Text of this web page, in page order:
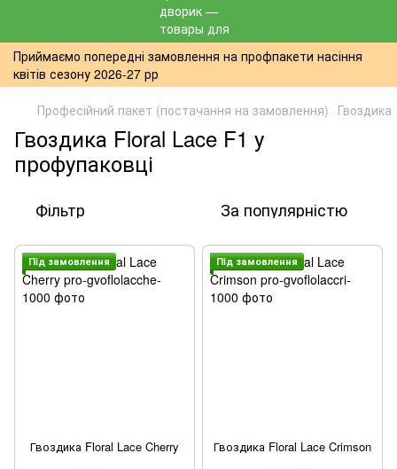
Приймаємо попередні замовлення на профпакети насіння
квітів сезону 2026-27 рр
Професійний пакет (постачання на замовлення) Гвоздика
Гвоздика Floral Lace F1 у
профупаковці
Фільтр За популярністю
Пiд замовлення
Гвоздика Floral Lace Cherry
Пiд замовлення
Гвоздика Floral Lace Crimson